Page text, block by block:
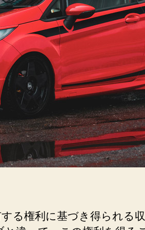
に
活
用！？
収
入
の
組
み
と
は？
へ
る権利に基づき得られる